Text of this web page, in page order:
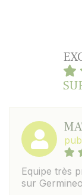
Equipe très
sur